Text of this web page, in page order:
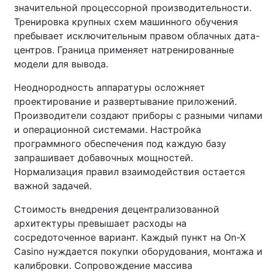
значительной процессорной производительности.
Тренировка крупных схем машинного обучения
пребывает исключительным правом облачных дата-
центров. Граница применяет натренированные
модели для вывода.
Неоднородность аппаратуры осложняет
проектирование и развертывание приложений.
Производители создают приборы с разными чипами
и операционной системами. Настройка
программного обеспечения под каждую базу
запрашивает добавочных мощностей.
Нормализация правил взаимодействия остается
важной задачей.
Стоимость внедрения децентрализованной
архитектуры превышает расходы на
сосредоточенное вариант. Каждый пункт на On-X
Casino нуждается покупки оборудования, монтажа и
калибровки. Сопровождение массива